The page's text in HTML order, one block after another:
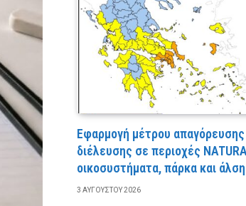
Εφαρμογή μέτρου απαγόρευσης
διέλευσης σε περιοχές
οικοσυστήματα, πάρκα και άλση
3 ΑΥΓΟΎΣΤΟΥ 2026